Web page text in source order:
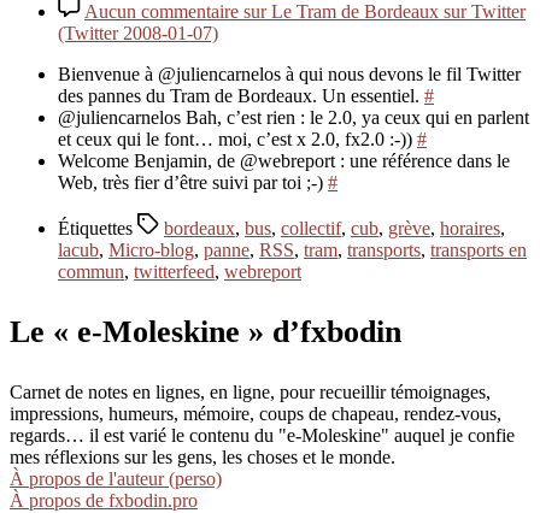
Aucun commentaire sur Le Tram de Bordeaux sur Twitter
(Twitter 2008-01-07)
Bienvenue à @juliencarnelos à qui nous devons le fil Twitter
des pannes du Tram de Bordeaux. Un essentiel. #
@juliencarnelos Bah, c’est rien : le 2.0, ya ceux qui en parlent
et ceux qui le font… moi, c’est x 2.0, fx2.0 :-)) #
Welcome Benjamin, de @webreport : une référence dans le
Web, très fier d’être suivi par toi ;-) #
Étiquettes bordeaux, bus, collectif, cub, grève, horaires,
lacub, Micro-blog, panne, RSS, tram, transports, transports en
commun, twitterfeed, webreport
Le « e-Moleskine » d’fxbodin
Carnet de notes en lignes, en ligne, pour recueillir témoignages,
impressions, humeurs, mémoire, coups de chapeau, rendez-vous,
regards… il est varié le contenu du "e-Moleskine" auquel je confie
mes réflexions sur les gens, les choses et le monde.
À propos de l'auteur (perso)
À propos de fxbodin.pro